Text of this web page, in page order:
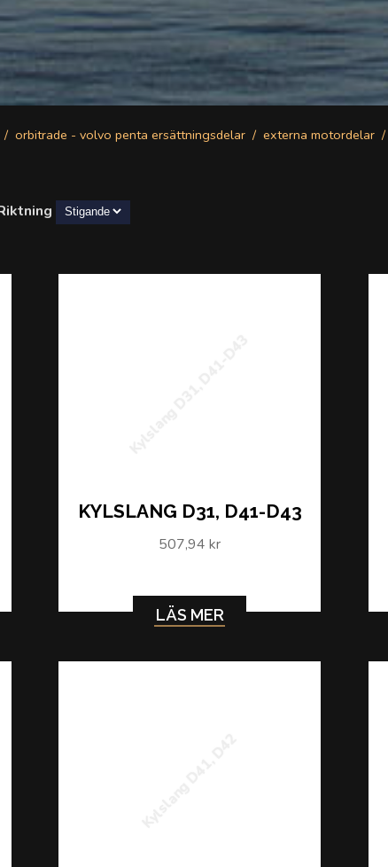
orbitrade - volvo penta ersättningsdelar externa motordelar
KYLSLANG D31, D41-D43
507,94 kr
LÄS MER